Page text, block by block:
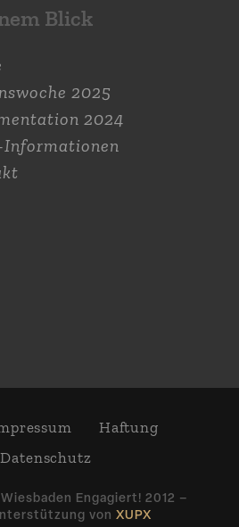
Blick
2025
2024
Informationen
Haftung
Daten­schutz
Engagiert! 2012 –
von XUPX